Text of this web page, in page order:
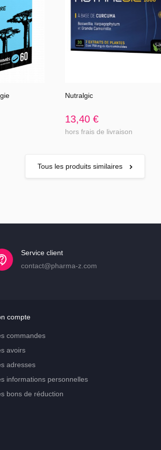
Nutralgic
13,40 €
hors frais de livraison
Tous les produits similaires
Service client
contact@pharma-z.com
compte
commandes
avoirs
adresses
informations personnelles
bons de réduction